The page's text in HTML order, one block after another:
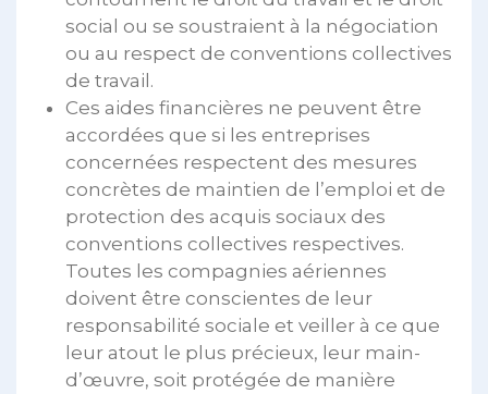
social ou se soustraient à la négociation
ou au respect de conventions collectives
de travail.
Ces aides financières ne peuvent être
accordées que si les entreprises
concernées respectent des mesures
concrètes de maintien de l’emploi et de
protection des acquis sociaux des
conventions collectives respectives.
Toutes les compagnies aériennes
doivent être conscientes de leur
responsabilité sociale et veiller à ce que
leur atout le plus précieux, leur main-
d’œuvre, soit protégée de manière